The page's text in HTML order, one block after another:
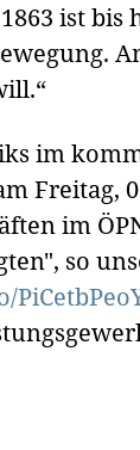
ist
im
Freitag,
im
so